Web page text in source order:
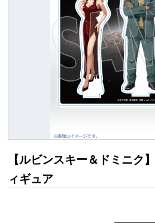
【ルビンスキー＆ドミニク
ィギュア